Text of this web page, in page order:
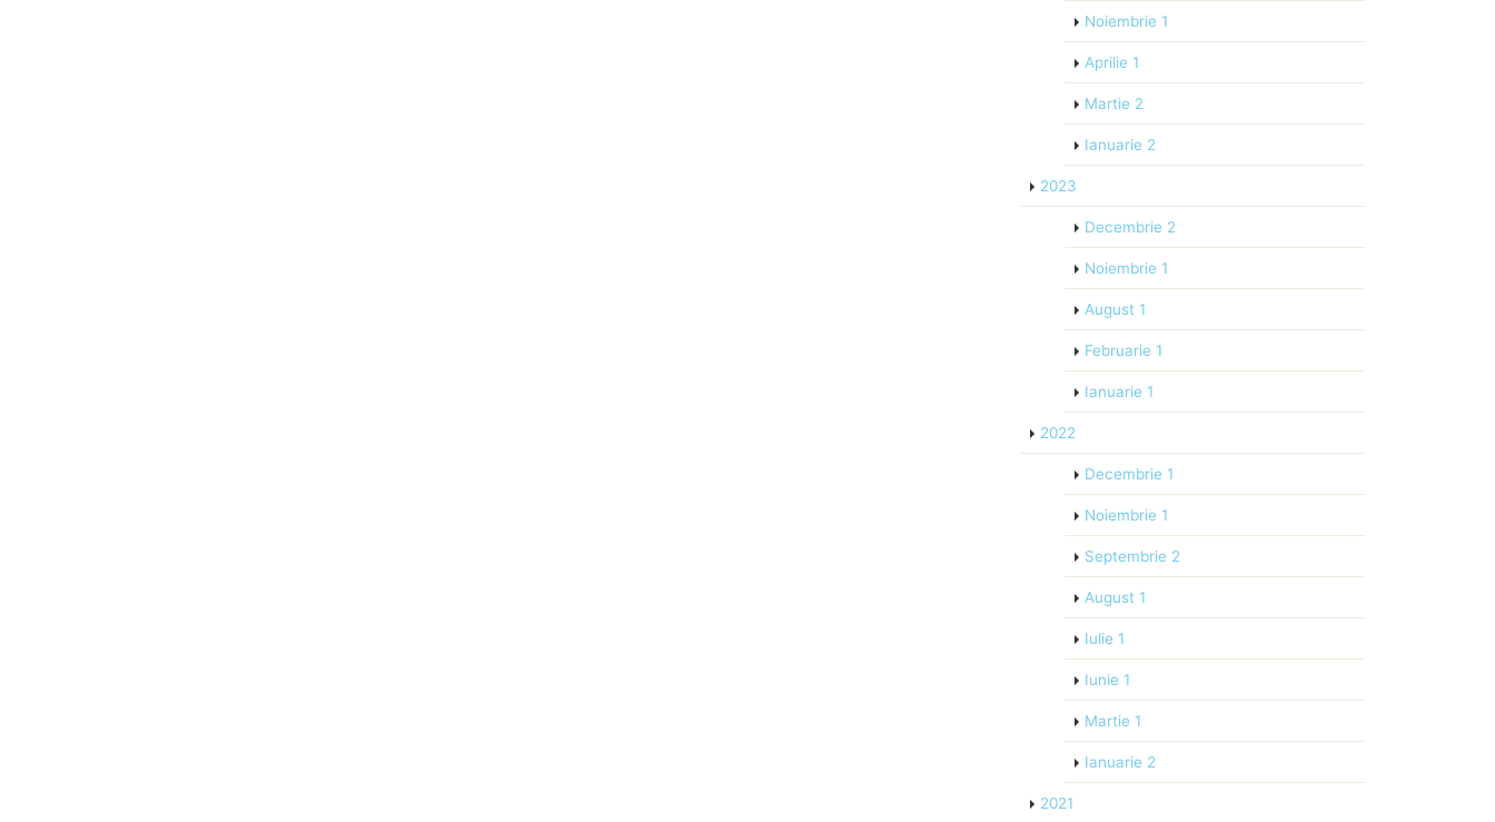
Noiembrie 1
Aprilie 1
Martie 2
Ianuarie 2
2023
Decembrie 2
Noiembrie 1
August 1
Februarie 1
Ianuarie 1
2022
Decembrie 1
Noiembrie 1
Septembrie 2
August 1
Iulie 1
Iunie 1
Martie 1
Ianuarie 2
2021